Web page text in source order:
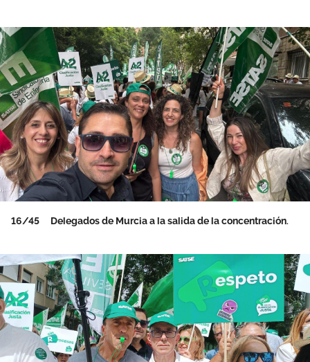
16/45 Delegados de Murcia a la salida de la concentración.